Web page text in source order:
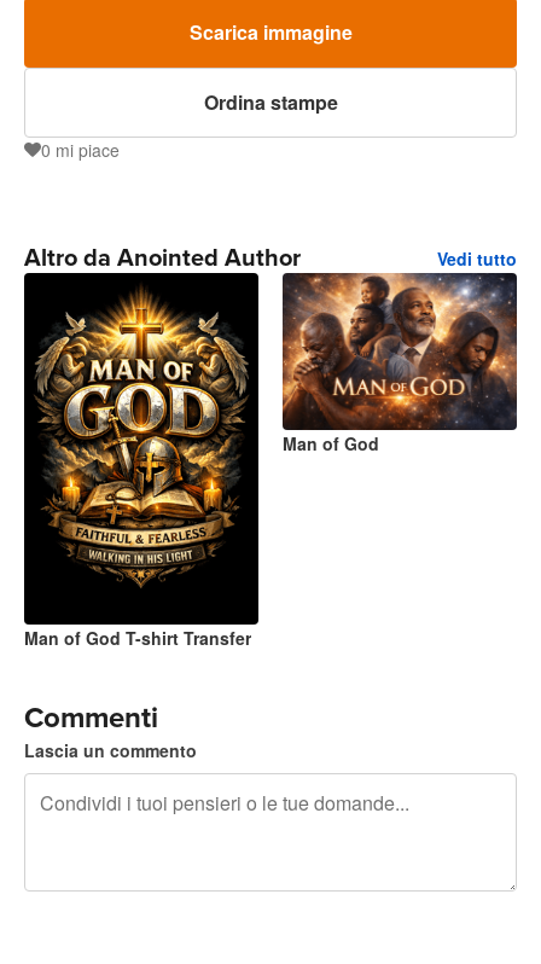
Scarica immagine
Ordina stampe
0 mi piace
Altro da Anointed Author Vedi tutto
Man of God T-shirt Transfer
Man of God
Commenti
Lascia un commento